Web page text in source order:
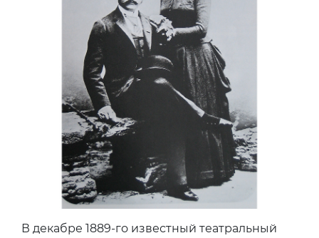
В декабре 1889-го известный театральный